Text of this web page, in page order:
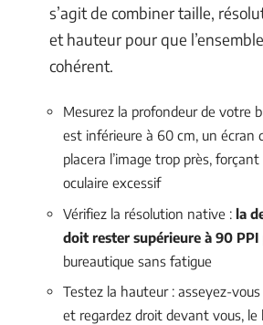
s’agit de combiner taille,
et hauteur pour que
cohérent.
Mesurez la profondeur de votre
est inférieure à 60 cm, un écran
placera l’image trop près,
oculaire excessif
Vérifiez la résolution native : la
doit rester supérieure à 90 PPI
bureautique sans fatigue
Testez la hauteur : asseyez-
et regardez droit devant vous, le